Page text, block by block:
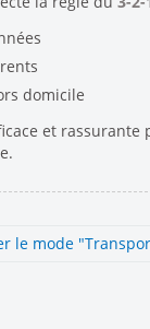
domicile
et rassurante
le mode